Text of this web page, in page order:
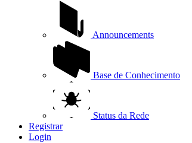
Announcements
Base de Conhecimento
Status da Rede
Registrar
Login